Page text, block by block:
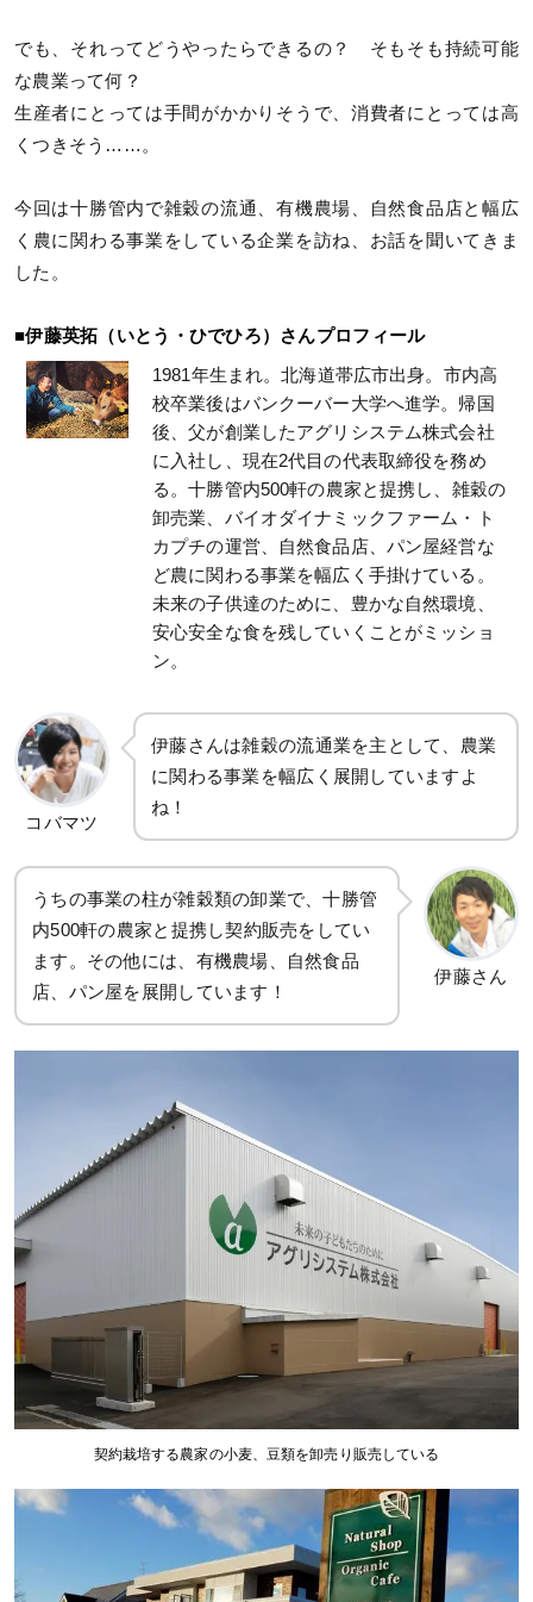
でも、それってどうやったらできるの？ そもそも持続可能
な農業って何？
生産者にとっては手間がかかりそうで、消費者にとっては高
くつきそう……。
今回は十勝管内で雑穀の流通、有機農場、自然食品店と幅広
く農に関わる事業をしている企業を訪ね、お話を聞いてきま
した。
■伊藤英拓（いとう・ひでひろ）さんプロフィール
1981年生まれ。北海道帯広市出身。市内高
校卒業後はバンクーバー大学へ進学。帰国
後、父が創業したアグリシステム株式会社
に入社し、現在2代目の代表取締役を務め
る。十勝管内500軒の農家と提携し、雑穀の
卸売業、バイオダイナミックファーム・ト
カプチの運営、自然食品店、パン屋経営な
ど農に関わる事業を幅広く手掛けている。
未来の子供達のために、豊かな自然環境、
安心安全な食を残していくことがミッショ
ン。
コバマツ
伊藤さんは雑穀の流通業を主として、農業
に関わる事業を幅広く展開していますよ
ね！
うちの事業の柱が雑穀類の卸業で、十勝管
内500軒の農家と提携し契約販売をしてい
ます。その他には、有機農場、自然食品
店、パン屋を展開しています！
伊藤さん
契約栽培する農家の小麦、豆類を卸売り販売している